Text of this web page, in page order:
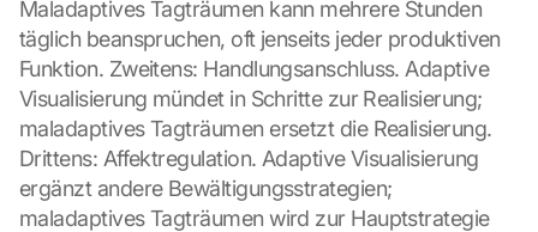
Maladaptives Tagträumen kann mehrere Stunden
täglich beanspruchen, oft jenseits jeder produktiven
Funktion. Zweitens: Handlungsanschluss. Adaptive
Visualisierung mündet in Schritte zur Realisierung;
maladaptives Tagträumen ersetzt die Realisierung.
Drittens: Affektregulation. Adaptive Visualisierung
ergänzt andere Bewältigungsstrategien;
maladaptives Tagträumen wird zur Hauptstrategie
i
c
k
n
g
o
n
t